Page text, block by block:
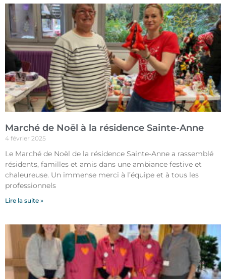
Marché de Noël à la résidence Sainte-Anne
4 février 2025
Le Marché de Noël de la résidence Sainte-Anne a rassemblé
résidents, familles et amis dans une ambiance festive et
chaleureuse. Un immense merci à l’équipe et à tous les
professionnels
Lire la suite »